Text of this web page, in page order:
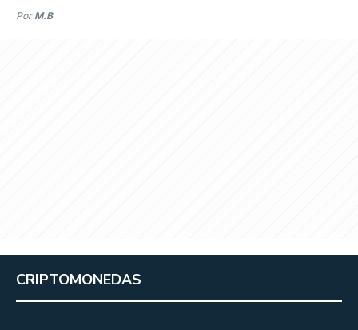
Por M.B
CRIPTOMONEDAS